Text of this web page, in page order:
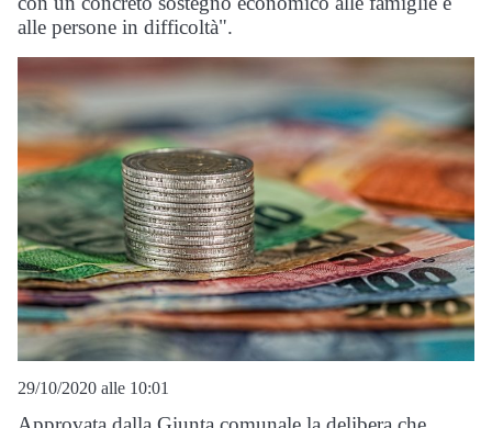
alle persone in difficoltà".
29/10/2020 alle 10:01